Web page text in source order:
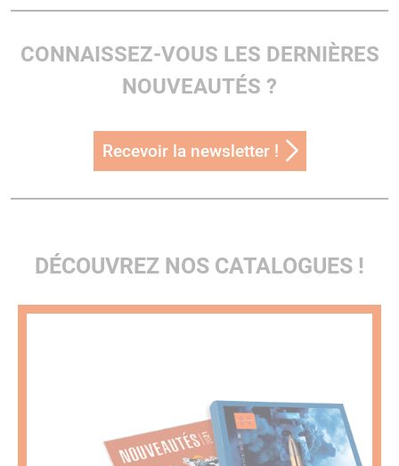
CONNAISSEZ-VOUS LES DERNIÈRES
NOUVEAUTÉS ?
Recevoir la newsletter !
DÉCOUVREZ NOS CATALOGUES !